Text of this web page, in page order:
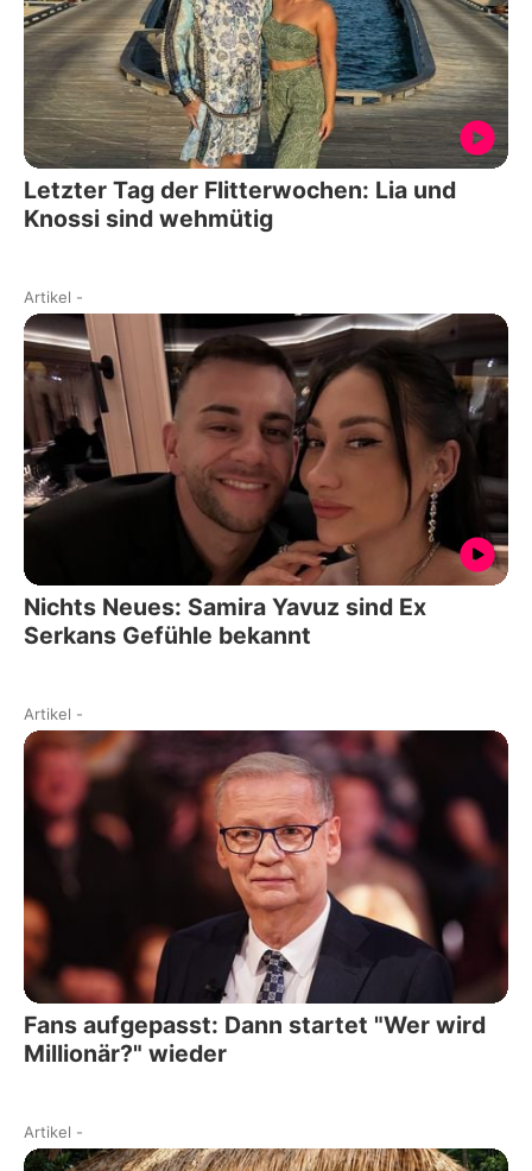
Letzter Tag der Flitterwochen: Lia und
Knossi sind wehmütig
Artikel -
Nichts Neues: Samira Yavuz sind Ex
Serkans Gefühle bekannt
Artikel -
Fans aufgepasst: Dann startet "Wer wird
Millionär?" wieder
Artikel -